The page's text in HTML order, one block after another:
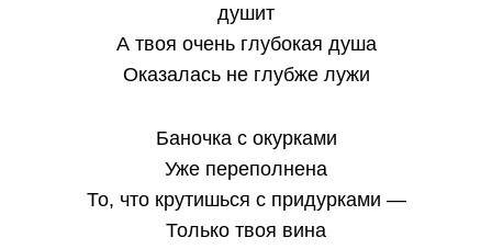
душит
А твоя очень глубокая душа
Оказалась не глубже лужи
Баночка с окурками
Уже переполнена
То, что крутишься с придурками —
Только твоя вина